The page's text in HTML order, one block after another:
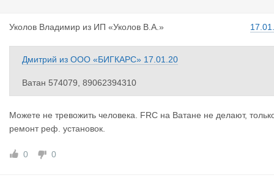
Уколов Владимир из ИП «Уколов В.А.»
Дмитрий из ООО «БИГКАРС» 17.01.20
Ватан 574079, 89062394310
Можете не тревожить человека. FRC на Ватане не делают,
ремонт реф. установок.
0 0